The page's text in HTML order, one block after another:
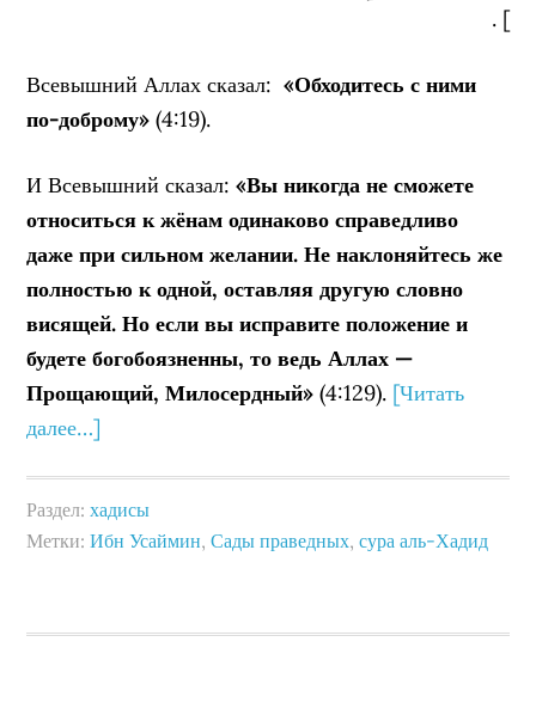
] .
Всевышний Аллах сказал:«Обходитесь с ними
по-доброму» (4:19).
И Всевышний сказал:«Вы никогда не сможете
относиться к жёнам одинаково справедливо
даже при сильном желании. Не наклоняйтесь же
полностью к одной, оставляя другую словно
висящей. Но если вы исправите положение и
будете богобоязненны, то ведь Аллах —
Прощающий, Милосердный» (4:129). [Читать
далее…]
Раздел:хадисы
Метки:Ибн Усаймин,Сады праведных,сура аль-Хадид